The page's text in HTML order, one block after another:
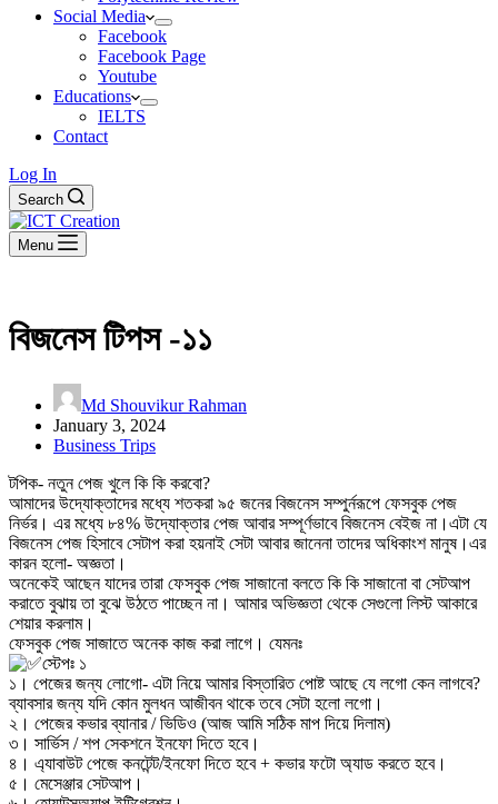
Social Media
Facebook
Facebook Page
Youtube
Educations
IELTS
Contact
Log In
Search
Menu
বিজনেস টিপস -১১
Md Shouvikur Rahman
January 3, 2024
Business Trips
টপিক- নতুন পেজ খুলে কি কি করবো?
আমাদের উদ্যোক্তাদের মধ্যে শতকরা ৯৫ জনের বিজনেস সম্পুর্নরূপে ফেসবুক পেজ
নির্ভর। এর মধ্যে ৮৪% উদ্যোক্তার পেজ আবার সম্পূর্ণভাবে বিজনেস বেইজ না।এটা যে
বিজনেস পেজ হিসাবে সেটাপ করা হয়নাই সেটা আবার জানেনা তাদের অধিকাংশ মানুষ।এর
কারন হলো- অজ্ঞতা।
অনেকেই আছেন যাদের তারা ফেসবুক পেজ সাজানো বলতে কি কি সাজানো বা সেটআপ
করাতে বুঝায় তা বুঝে উঠতে পাচ্ছেন না। আমার অভিজ্ঞতা থেকে সেগুলো লিস্ট আকারে
শেয়ার করলাম।
ফেসবুক পেজ সাজাতে অনেক কাজ করা লাগে। যেমনঃ
স্টেপঃ ১
১। পেজের জন্য লোগো- এটা নিয়ে আমার বিস্তারিত পোষ্ট আছে যে লগো কেন লাগবে?
ব্যাবসার জন্য যদি কোন মুলধন আজীবন থাকে তবে সেটা হলো লগো।
২। পেজের কভার ব্যানার / ভিডিও (আজ আমি সঠিক মাপ দিয়ে দিলাম)
৩। সার্ভিস / শপ সেকশনে ইনফো দিতে হবে।
৪। এ্যাবাউট পেজে কনটেন্ট/ইনফো দিতে হবে + কভার ফটো অ্যাড করতে হবে।
৫। মেসেঞ্জার সেটআপ।